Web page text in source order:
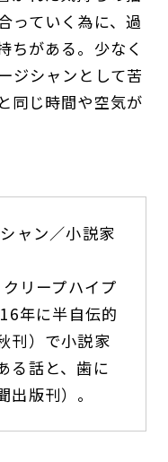
っていく為に、過
ちがある。少なく
ジシャンとして苦
同じ時間や空気が
ャン／小説家
リープハイプ
年に半自伝的
刊）で小説家
る話と、歯に
版刊）。